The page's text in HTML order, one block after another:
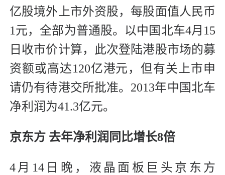
亿股境外上市外资股，每股面值人民币
1元，全部为普通股。以中国北车4月15
日收市价计算，此次登陆港股市场的募
资额或高达120亿港元，但有关上市申
请仍有待港交所批准。2013年中国北车
净利润为41.3亿元。
京东方 去年净利润同比增长8倍
4月14日晚，液晶面板巨头京东方